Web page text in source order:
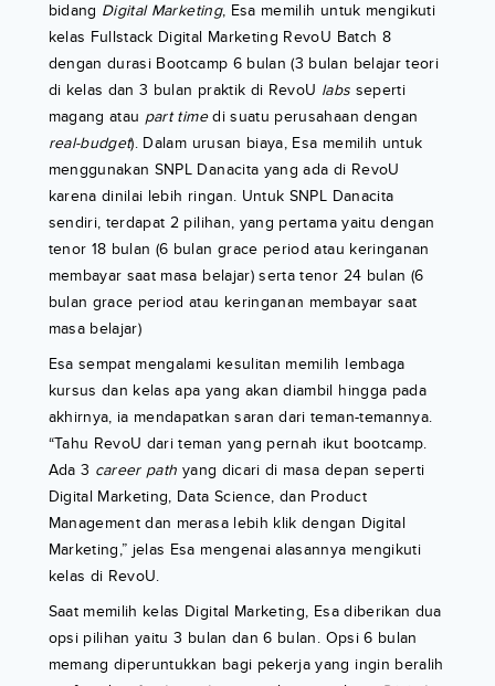
bidang Digital Marketing, Esa memilih untuk mengikuti
kelas Fullstack Digital Marketing RevoU Batch 8
dengan durasi Bootcamp 6 bulan (3 bulan belajar teori
di kelas dan 3 bulan praktik di RevoU labs seperti
magang atau part timedi suatu perusahaan dengan
real-budget). Dalam urusan biaya, Esa memilih untuk
menggunakan SNPL Danacita yang ada di RevoU
karena dinilai lebih ringan. Untuk SNPL Danacita
sendiri, terdapat 2 pilihan, yang pertama yaitu dengan
tenor 18 bulan (6 bulan grace period atau keringanan
membayar saat masa belajar) serta tenor 24 bulan (6
bulan grace period atau keringanan membayar saat
masa belajar)
Esa sempat mengalami kesulitan memilih lembaga
kursus dan kelas apa yang akan diambil hingga pada
akhirnya, ia mendapatkan saran dari teman-temannya.
“Tahu RevoU dari teman yang pernah ikut bootcamp.
Ada 3 career path yang dicari di masa depan seperti
Digital Marketing, Data Science, dan Product
Management dan merasa lebih klik dengan Digital
Marketing,” jelas Esa mengenai alasannya mengikuti
kelas di RevoU.
Saat memilih kelas Digital Marketing, Esa diberikan dua
opsi pilihan yaitu 3 bulan dan 6 bulan. Opsi 6 bulan
memang diperuntukkan bagi pekerja yang ingin beralih